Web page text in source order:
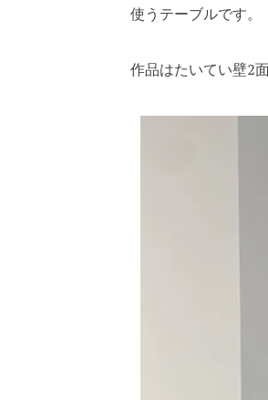
使うテーブルです。
作品はたいてい壁2